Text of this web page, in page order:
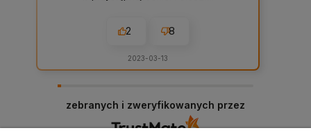
2 8
2023-03-13
zebranych i zweryfikowanych przez